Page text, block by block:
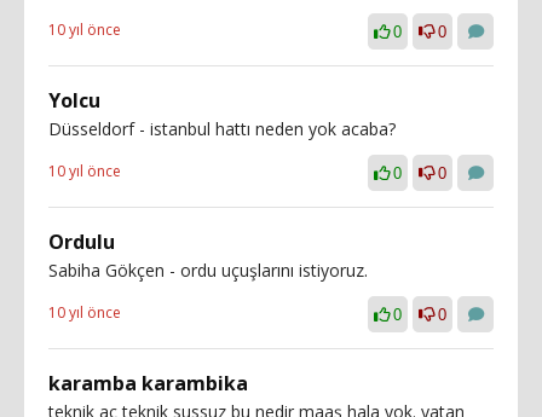
10 yıl önce 0 0
Yolcu
Düsseldorf - istanbul hattı neden yok acaba?
10 yıl önce 0 0
Ordulu
Sabiha Gökçen - ordu uçuşlarını istiyoruz.
10 yıl önce 0 0
karamba karambika
teknik aç teknik sussuz bu nedir maaş hala yok. yatan